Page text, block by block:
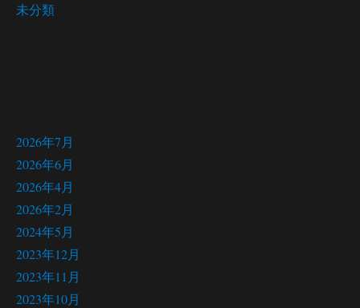
未分類
2026年7月
2026年6月
2026年4月
2026年2月
2024年5月
2023年12月
2023年11月
2023年10月